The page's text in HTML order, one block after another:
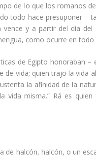
de lo que los romanos
todo hace presuponer –
y a partir del día del
como ocurre en todo
de Egipto honoraban –
de vida; quien trajo la vida
la afinidad de la
misma.” Rá es quien
de halcón, halcón, o un